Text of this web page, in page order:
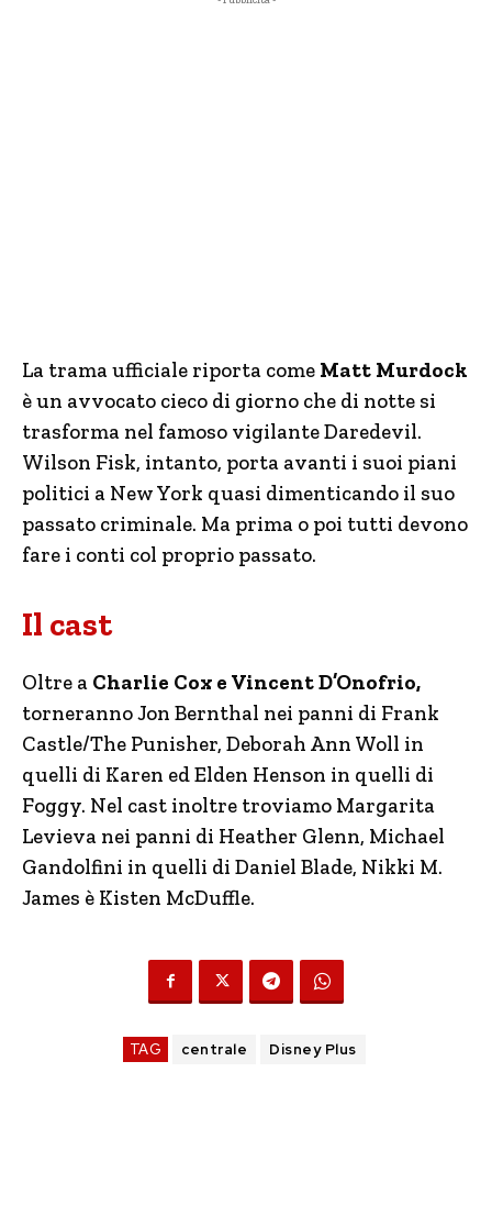
La trama ufficiale riporta come Matt Murdock
è un avvocato cieco di giorno che di notte si
trasforma nel famoso vigilante Daredevil.
Wilson Fisk, intanto, porta avanti i suoi piani
politici a New York quasi dimenticando il suo
passato criminale. Ma prima o poi tutti devono
fare i conti col proprio passato.
Il cast
Oltre a Charlie Cox e Vincent D’Onofrio,
torneranno Jon Bernthal nei panni di Frank
Castle/The Punisher, Deborah Ann Woll in
quelli di Karen ed Elden Henson in quelli di
Foggy. Nel cast inoltre troviamo Margarita
Levieva nei panni di Heather Glenn, Michael
Gandolfini in quelli di Daniel Blade, Nikki M.
James è Kisten McDuffle.
TAG centrale Disney Plus